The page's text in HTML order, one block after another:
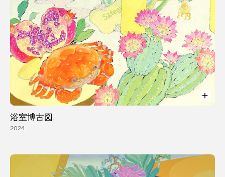
2024
浴室博古図